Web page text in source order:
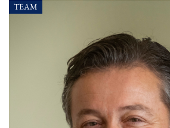
TEAM